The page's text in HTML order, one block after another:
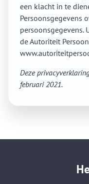
een klacht in te
Persoonsgegevens
persoonsgegevens.
de Autoriteit
Deze
februari 2021.